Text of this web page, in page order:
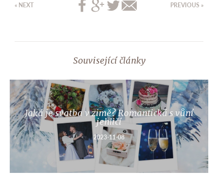
« NEXT PREVIOUS »
Související články
Jaká je svatba v zimě? Romantická s vůní
jehličí
2023-11-08